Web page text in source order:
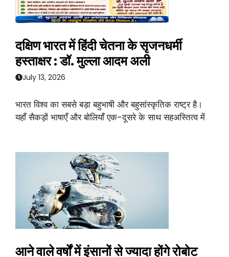
दक्षिण भारत में हिंदी चेतना के सृजनधर्मी
हस्ताक्षर : डॉ. मुल्ला आदम अली
July 13, 2026
भारत विश्व का सबसे बड़ा बहुभाषी और बहुसांस्कृतिक राष्ट्र है।
यहाँ सैकड़ों भाषाएँ और बोलियाँ एक-दूसरे के साथ सहअस्तित्व में
आने वाले वर्षों में इंसानों से ज्यादा होंगे रोबोट